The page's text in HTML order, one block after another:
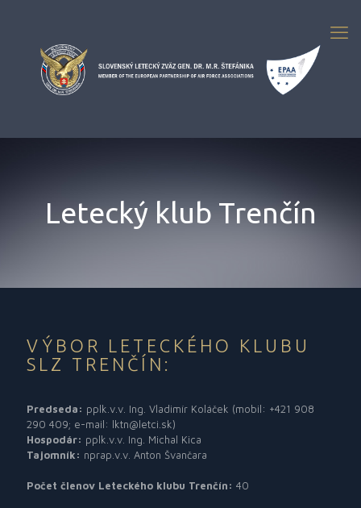
Letecký klub Trenčín
VÝBOR LETECKÉHO KLUBU
SLZ TRENČÍN:
Predseda: pplk.v.v. Ing. Vladimír Koláček (mobil: +421 908
290 409; e-mail: lktn@letci.sk)
Hospodár: pplk.v.v. Ing. Michal Kica
Tajomník: nprap.v.v. Anton Švančara
Počet členov Leteckého klubu Trenčín: 40